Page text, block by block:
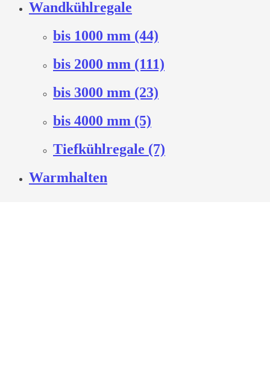
Wandkühlregale
bis 1000 mm (44)
bis 2000 mm (111)
bis 3000 mm (23)
bis 4000 mm (5)
Tiefkühlregale (7)
Warmhalten